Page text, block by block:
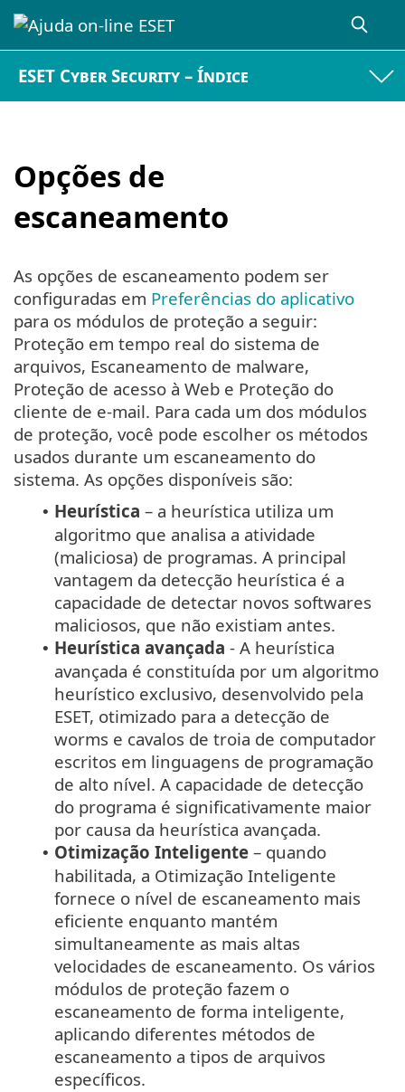
ESET Cyber Security – Índice
Opções de
escaneamento
As opções de escaneamento podem ser
configuradas em Preferências do aplicativo
para os módulos de proteção a seguir:
Proteção em tempo real do sistema de
arquivos, Escaneamento de malware,
Proteção de acesso à Web e Proteção do
cliente de e-mail. Para cada um dos módulos
de proteção, você pode escolher os métodos
usados durante um escaneamento do
sistema. As opções disponíveis são:
• Heurística – a heurística utiliza um
algoritmo que analisa a atividade
(maliciosa) de programas. A principal
vantagem da detecção heurística é a
capacidade de detectar novos softwares
maliciosos, que não existiam antes.
• Heurística avançada - A heurística
avançada é constituída por um algoritmo
heurístico exclusivo, desenvolvido pela
ESET, otimizado para a detecção de
worms e cavalos de troia de computador
escritos em linguagens de programação
de alto nível. A capacidade de detecção
do programa é significativamente maior
por causa da heurística avançada.
• Otimização Inteligente – quando
habilitada, a Otimização Inteligente
fornece o nível de escaneamento mais
eficiente enquanto mantém
simultaneamente as mais altas
velocidades de escaneamento. Os vários
módulos de proteção fazem o
escaneamento de forma inteligente,
aplicando diferentes métodos de
escaneamento a tipos de arquivos
específicos.